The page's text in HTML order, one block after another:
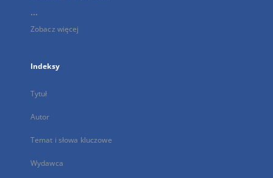
...
Zobacz więcej
Indeksy
Tytuł
Autor
Temat i słowa kluczowe
Wydawca